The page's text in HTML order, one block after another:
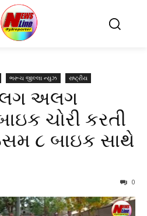
ભરૂચ જીલ્લા ન્યુઝ રાષ્ટ્રીય
અલગ
ચોરી કરતી
૮ બાઇક સાથે
0